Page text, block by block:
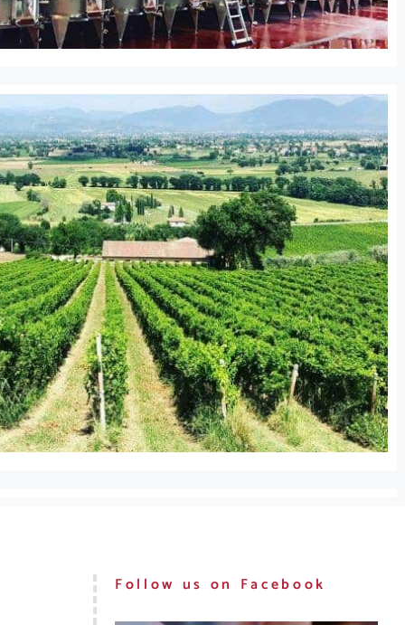
Follow us on Facebook